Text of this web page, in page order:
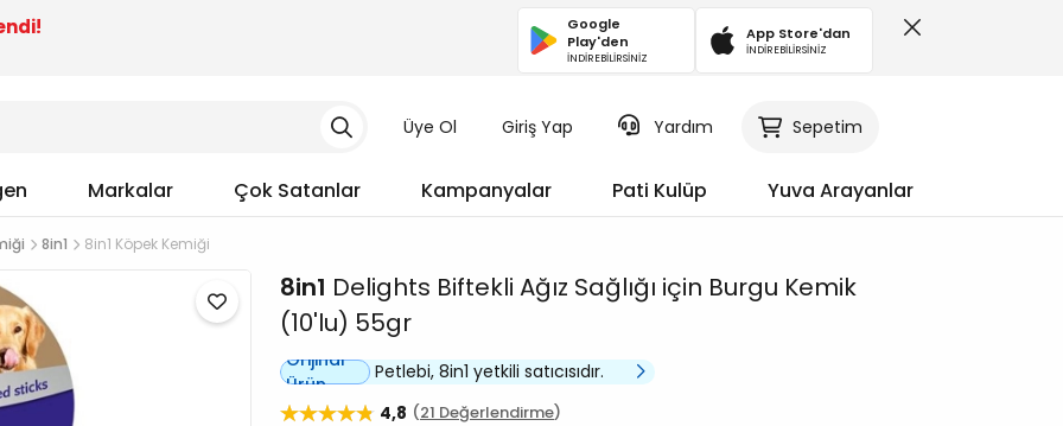
Google
Play'den
İNDİREBİLİRSİNİZ
App Store'dan
İNDİREBİLİRSİNİZ
Üye Ol Giriş Yap Yardım Sepetim
Markalar Çok Satanlar Kampanyalar Pati Kulüp Yuva Arayanlar
8in1 8in1 Köpek Kemiği
8in1 Delights Biftekli Ağız Sağlığı için Burgu Kemik
(10'lu) 55gr
Orijinal
Ürün
Petlebi, 8in1 yetkili satıcısıdır.
4,8
21 Değerlendirme